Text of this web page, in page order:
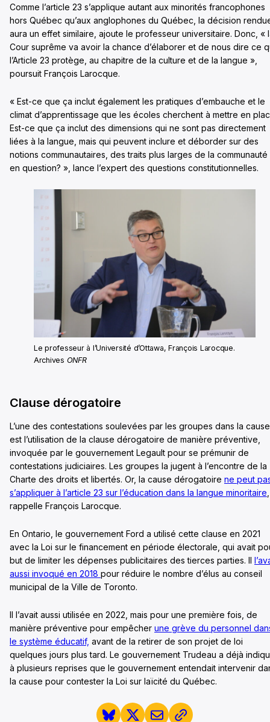
Comme l’article 23 s’applique autant aux minorités francophones
hors Québec qu’aux anglophones du Québec, la décision
aura un effet similaire, ajoute le professeur universitaire. Donc, «
Cour suprême va avoir la chance d’élaborer et de nous dire ce
l’Article 23 protège, au chapitre de la culture et de la langue »,
poursuit François Larocque.
« Est-ce que ça inclut également les pratiques d’embauche et le
climat d’apprentissage que les écoles cherchent à mettre en
Est-ce que ça inclut des dimensions qui ne sont pas directement
liées à la langue, mais qui peuvent inclure et déborder sur des
notions communautaires, des traits plus larges de la communauté
en question? », lance l’expert des questions constitutionnelles.
Le professeur à l’Université d’Ottawa, François Larocque.
Archives ONFR
Clause dérogatoire
L’une des contestations soulevées par les groupes dans la cause
est l’utilisation de la clause dérogatoire de manière préventive,
invoquée par le gouvernement Legault pour se prémunir de
contestations judiciaires. Les groupes la jugent à l’encontre de la
Charte des droits et libertés. Or, la cause dérogatoire ne peut
s’appliquer à l’article 23 sur l’éducation dans la langue minoritaire,
rappelle François Larocque.
En Ontario, le gouvernement Ford a utilisé cette clause en 2021
avec la Loi sur le financement en période électorale, qui avait
but de limiter les dépenses publicitaires des tierces parties. Il
aussi invoqué en 2018 pour réduire le nombre d’élus au conseil
municipal de la Ville de Toronto.
Il l’avait aussi utilisée en 2022, mais pour une première fois, de
manière préventive pour empêcher une grève du personnel
le système éducatif, avant de la retirer de son projet de loi
quelques jours plus tard. Le gouvernement Trudeau a déjà
à plusieurs reprises que le gouvernement entendait intervenir
la cause pour contester la Loi sur laïcité du Québec.